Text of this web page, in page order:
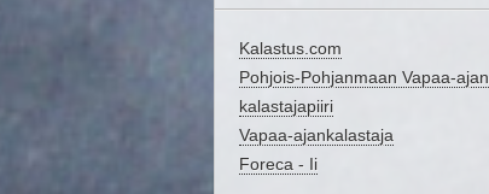
Kalastus.com
Pohjois-Pohjanmaan Vapaa-ajan
kalastajapiiri
Vapaa-ajankalastaja
Foreca - Ii